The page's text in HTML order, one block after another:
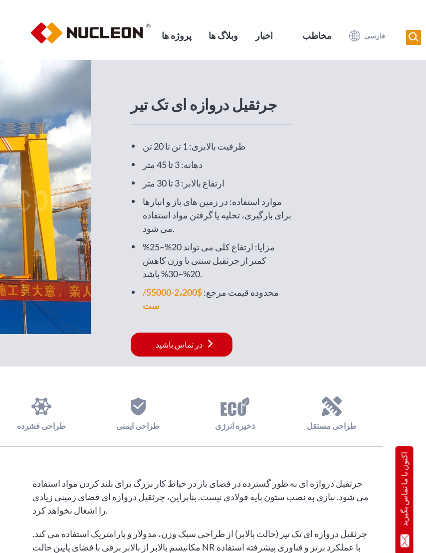
پروژه ها وبلاگ ها اخبار مخاطب فارسی
جرثقیل دروازه ای تک تیر
ظرفیت بالابری: 1 تن تا 20 تن
دهانه: 3 تا 45 متر
ارتفاع بالابر: 3 تا 30 متر
موارد استفاده: در زمین های باز و انبارها
برای بارگیری، تخلیه یا گرفتن مواد استفاده
می شود.
مزایا: ارتفاع کلی می تواند 20%~25%
کمتر از جرثقیل سنتی با وزن کاهش
20%~30% باشد.
محدوده قیمت مرجع:
$2،200-55000/
ست
در تماس باشید
طراحی فشرده طراحی ایمنی ذخیره انرژی طراحی مستقل
جرثقیل دروازه ای به طور گسترده در فضای باز در حیاط کار بزرگ برای بلند کردن مواد استفاده
می شود. نیازی به نصب ستون پایه فولادی نیست. بنابراین، جرثقیل دروازه ای فضای زمینی زیادی
را اشغال نخواهد کرد.
جرثقیل دروازه ای تک تیر (حالت بالابر) از طراحی سبک وزن، مدولار و پارامتریک استفاده می کند.
مکانیسم بالابر از بالابر برقی با فضای پایین حالت NR با عملکرد برتر و فناوری پیشرفته استفاده
اکنون با ما تماس بگیرید